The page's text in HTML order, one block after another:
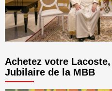
Achetez votre
Jubilaire de la MBB